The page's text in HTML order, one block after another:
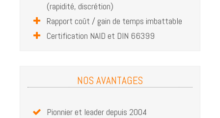
(rapidité, discrétion)
Rapport coût / gain de temps imbattable
Certification NAID et DIN 66399
NOS AVANTAGES
Pionnier et leader depuis 2004